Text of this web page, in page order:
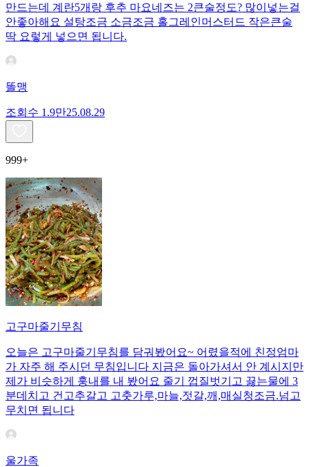
만드는데 계란5개랑 후추 마요네즈는 2큰술정도? 많이넣는걸
안좋아해요 설탕조금 소금조금 홀그레인머스터드 작은큰술
딱 요렇게 넣으면 됩니다.
똘맹
조회수 1.9만25.08.29
999+
고구마줄기무침
오늘은 고구마줄기무침를 담궈봤어요~ 어렸을적에 친정엄마
가 자주 해 주시던 무침입니다 지금은 돌아가셔서 안 계시지만
제가 비슷하게 훙내를 내 봤어요 줄기 껍질벗기고 끓는물에 3
분데치고 건고추갈고 고춧가루,마늘,젓갈,깨,매실청조금.넘고
무치면 됩니다
울가족